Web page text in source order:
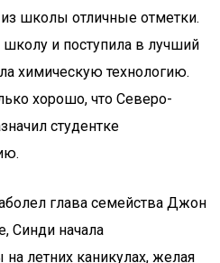
школы отличные отметки.
школу и поступила в лучший
химическую технологию.
хорошо, что Северо-
студентке
глава семейства Джон
Синди начала
летних каникулах, желая